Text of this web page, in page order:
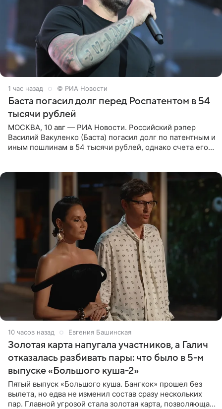
1 час назад © РИА Новости
Баста погасил долг перед Роспатентом в 54
тысячи рублей
МОСКВА, 10 авг — РИА Новости. Российский рэпер
Василий Вакуленко (Баста) погасил долг по патентным и
иным пошлинам в 54 тысячи рублей, однако счета его
10 часов назад Евгения Башинская
Золотая карта напугала участников, а Галич
отказалась разбивать пары: что было в 5-м
выпуске «Большого куша-2»
Пятый выпуск «Большого куша. Бангкок» прошел без
вылета, но едва не изменил состав сразу нескольких
пар. Главной угрозой стала золотая карта, позволяющая